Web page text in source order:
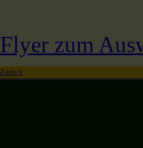
Flyer zum
Zurück